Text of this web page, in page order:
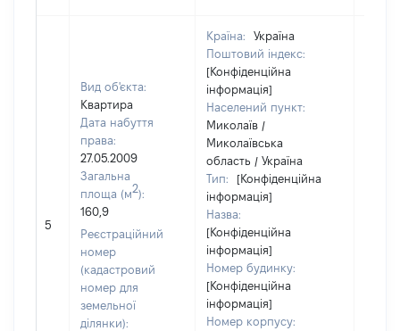
5
Вид об'єкта:
Квартира
Дата набуття
права:
27.05.2009
Загальна
площа (м2):
160,9
Реєстраційний
номер
(кадастровий
номер для
земельної
ділянки):
Країна:
Україна
Поштовий індекс:
[Конфіденційна
інформація]
Населений пункт:
Миколаїв /
Миколаївська
область / Україна
Тип:
[Конфіденційна
інформація]
Назва:
[Конфіденційна
інформація]
Номер будинку:
[Конфіденційна
інформація]
Номер корпусу: